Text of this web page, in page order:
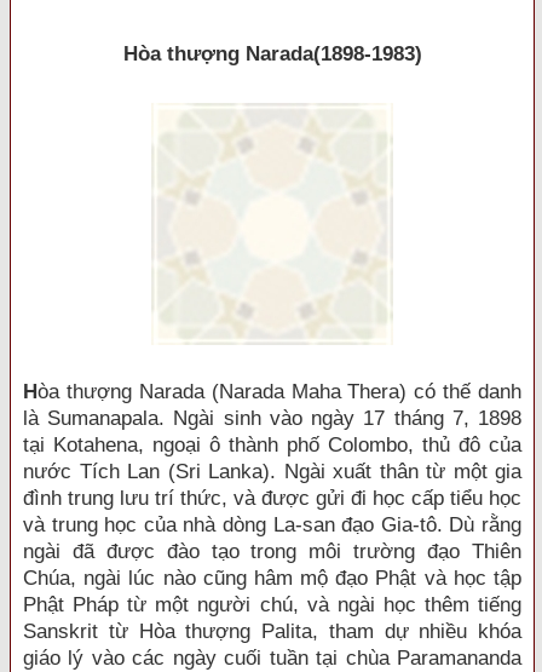
Hòa thượng Narada(1898-1983)
Hòa thượng Narada (Narada Maha Thera) có thế danh
là Sumanapala. Ngài sinh vào ngày 17 tháng 7, 1898
tại Kotahena, ngoại ô thành phố Colombo, thủ đô của
nước Tích Lan (Sri Lanka). Ngài xuất thân từ một gia
đình trung lưu trí thức, và được gửi đi học cấp tiểu học
và trung học của nhà dòng La-san đạo Gia-tô. Dù rằng
ngài đã được đào tạo trong môi trường đạo Thiên
Chúa, ngài lúc nào cũng hâm mộ đạo Phật và học tập
Phật Pháp từ một người chú, và ngài học thêm tiếng
Sanskrit từ Hòa thượng Palita, tham dự nhiều khóa
giáo lý vào các ngày cuối tuần tại chùa Paramananda